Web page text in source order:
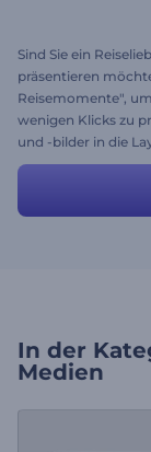
Sind Sie ein
präsentieren
Reisemomente",
wenigen Klicks zu
und -bilder in die
Hintergrundmusik,
Übergänge Ihre
jetzt und lassen Sie
In der
Medien